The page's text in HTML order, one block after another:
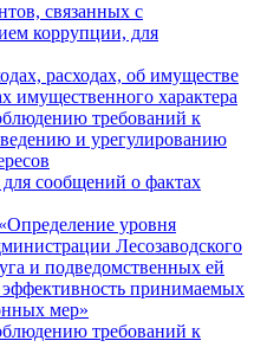
связанных с
коррупции, для
расходах, об имуществе
имущественного характера
требований к
и урегулированию
для сообщений о фактах
уровня
Лесозаводского
и подведомственных ей
принимаемых
мер»
требований к